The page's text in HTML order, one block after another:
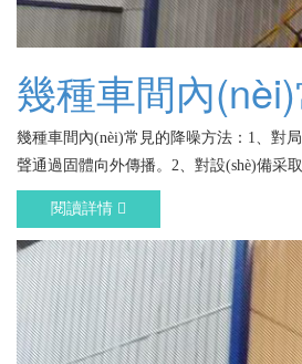
幾種車間內
幾種車間內(nèi)常見的降噪方法：1、對
聲通過固體向外傳播。2、對設(shè)備采
閱讀詳情